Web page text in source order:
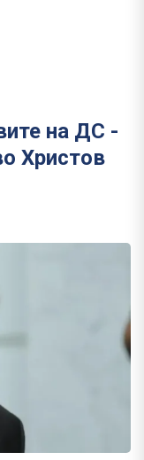
на ДС -
Христов